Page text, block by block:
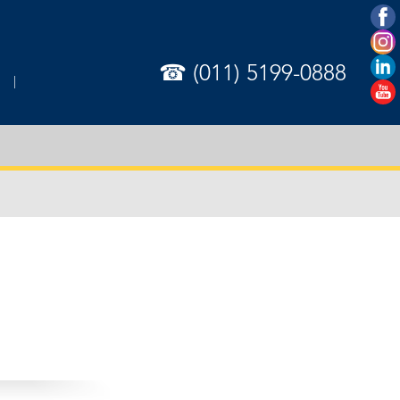
☎ (011) 5199-0888